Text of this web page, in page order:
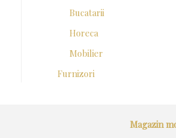
Bucatarii
Horeca
Mobilier
Furnizori
Magazin